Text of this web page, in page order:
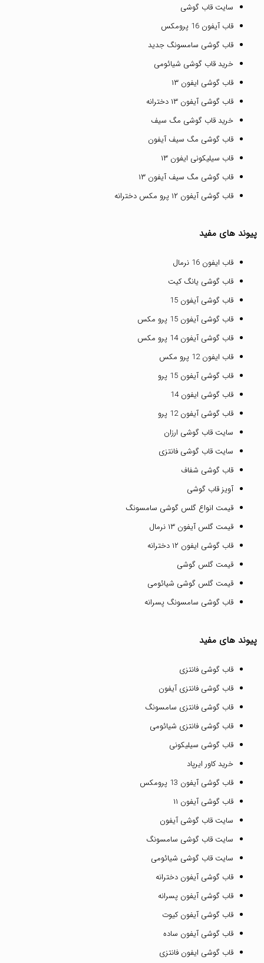
سایت قاب گوشی
قاب آیفون 16 پرومکس
قاب گوشی سامسونگ جدید
خرید قاب گوشی شیائومی
قاب گوشی ایفون ۱۳
قاب گوشی آیفون ۱۳ دخترانه
خرید قاب گوشی مگ سیف
قاب گوشی مگ سیف آیفون
قاب سیلیکونی ایفون ۱۳
قاب گوشی مگ سیف آیفون ۱۳
قاب گوشی آیفون ۱۲ پرو مکس دخترانه
پیوند های مفید
قاب ایفون 16 نرمال
قاب گوشی یانگ کیت
قاب گوشی آیفون 15
قاب گوشی آیفون 15 پرو مکس
قاب گوشی آیفون 14 پرو مکس
قاب ایفون 12 پرو مکس
قاب گوشی آیفون 15 پرو
قاب گوشی ایفون 14
قاب گوشی آیفون 12 پرو
سایت قاب گوشی ارزان
سایت قاب گوشی فانتزی
قاب گوشی شفاف
آویز قاب گوشی
قیمت انواع گلس گوشی سامسونگ
قیمت گلس آیفون ۱۳ نرمال
قاب گوشی ایفون ۱۲ دخترانه
قیمت گلس گوشی
قیمت گلس گوشی شیائومی
قاب گوشی سامسونگ پسرانه
پیوند های مفید
قاب گوشی فانتزی
قاب گوشی فانتزی آیفون
قاب گوشی فانتزی سامسونگ
قاب گوشی فانتزی شیائومی
قاب گوشی سیلیکونی
خرید کاور ایرپاد
قاب گوشی آیفون 13 پرومکس
قاب گوشی آیفون ۱۱
سایت قاب گوشی آیفون
سایت قاب گوشی سامسونگ
سایت قاب گوشی شیائومی
قاب گوشی آیفون دخترانه
قاب گوشی آیفون پسرانه
قاب گوشی آیفون کیوت
قاب گوشی آیفون ساده
قاب گوشی ایفون فانتزی